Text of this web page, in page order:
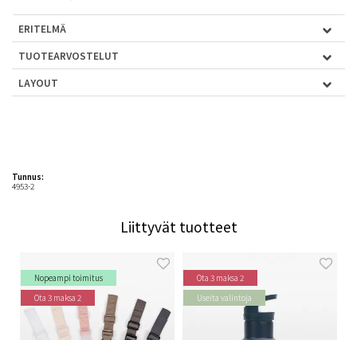
ERITELMÄ
TUOTEARVOSTELUT
LAYOUT
Tunnus:
4953-2
Liittyvät tuotteet
Nopeampi toimitus
Ota 3 maksa 2
Ota 3 maksa 2
Useita valintoja